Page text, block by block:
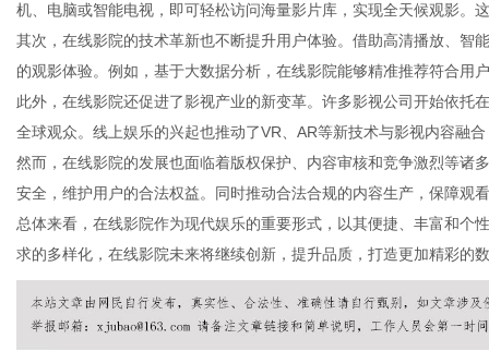
机、电脑或智能电视，即可轻松访问海量影片库，实现全天候观影。
其次，在线影院的技术革新也不断提升用户体验。借助高清播放、智
的观影体验。例如，基于大数据分析，在线影院能够精准推荐符合用
此外，在线影院还促进了影视产业的新变革。许多影视公司开始依托
全球观众。线上娱乐的兴起也推动了VR、AR等新技术与影视内容融
然而，在线影院的发展也面临着版权保护、内容审核和竞争激烈等诸
安全，维护用户的合法权益。同时推动合法合规的内容生产，保障观
总体来看，在线影院作为现代娱乐的重要形式，以其便捷、丰富和个
求的多样化，在线影院未来将继续创新，提升品质，打造更加精彩的